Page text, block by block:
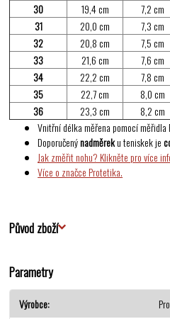
30
19,4 cm
7,2 cm
31
20,0 cm
7,3 cm
32
20,8 cm
7,5 cm
33
21,6 cm
7,6 cm
34
22,2 cm
7,8 cm
35
22,7 cm
8,0 cm
36
23,3 cm
8,2 cm
Vnitřní délka měřena pomocí měřidla
Doporučenýnadměreku teniskek je
Jak změřit nohu? Klikněte pro více
Více o značce Protetika.
Původ zboží
Parametry
Výrobce